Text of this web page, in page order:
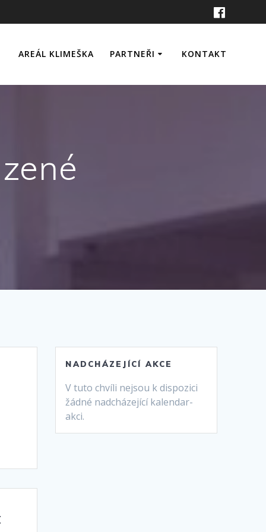
AREÁL KLIMEŠKA PARTNEŘI KONTAKT
NADCHÁZEJÍCÍ AKCE
V tuto chvíli nejsou k dispozici
žádné nadcházející kalendar-
akci.